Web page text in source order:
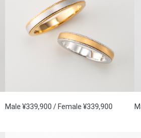
Male ¥339,900 / Female ¥339,900